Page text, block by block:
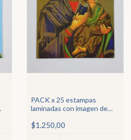
PACK x 25 estampas
laminadas con imagen de
Socorro
$1.250,00